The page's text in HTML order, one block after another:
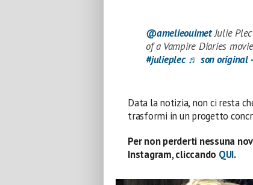
@amelieouimetJulie Plec
of a Vampire Diaries
#julieplec ♬ son original
Data la notizia, non ci resta
trasformi in un progetto
Per non perderti nessuna
Instagram, cliccando QUI.